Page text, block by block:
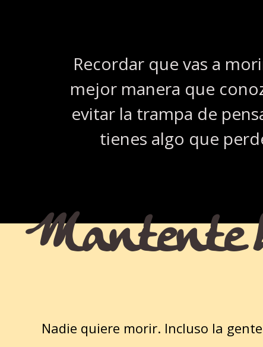
Recordar que vas a
mejor manera que
evitar la trampa de
tienes algo que
Mantente
Nadie quiere morir. Incluso la